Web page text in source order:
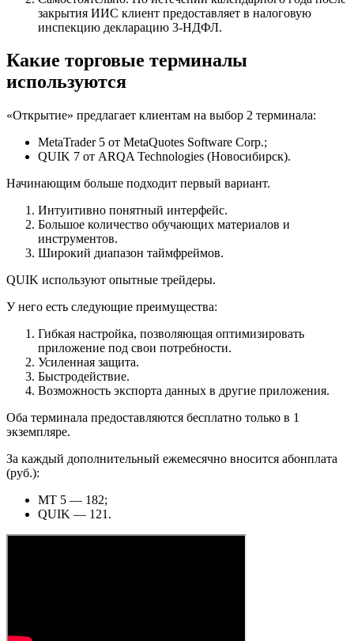
закрытия ИИС клиент предоставляет в налоговую
инспекцию декларацию 3-НДФЛ.
Какие торговые терминалы
используются
«Открытие» предлагает клиентам на выбор 2 терминала:
MetaTrader 5 от MetaQuotes Software Corp.;
QUIK 7 от ARQA Technologies (Новосибирск).
Начинающим больше подходит первый вариант.
Интуитивно понятный интерфейс.
Большое количество обучающих материалов и
инструментов.
Широкий диапазон таймфреймов.
QUIK используют опытные трейдеры.
У него есть следующие преимущества:
Гибкая настройка, позволяющая оптимизировать
приложение под свои потребности.
Усиленная защита.
Быстродействие.
Возможность экспорта данных в другие приложения.
Оба терминала предоставляются бесплатно только в 1
экземпляре.
За каждый дополнительный ежемесячно вносится абонплата
(руб.):
MT 5 — 182;
QUIK — 121.